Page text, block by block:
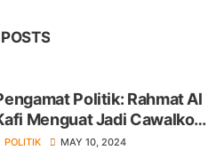
Politik: Rahmat Al
Menguat Jadi Cawalkot
Pilwalkot Palopo 2024
POLITIK MAY 10, 2024